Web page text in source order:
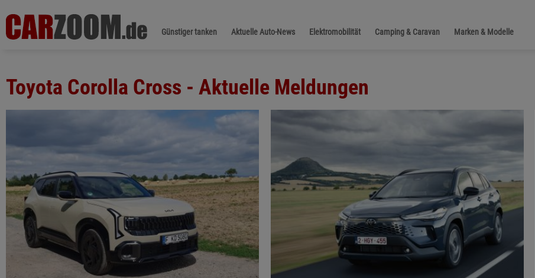
Günstiger tanken Aktuelle Auto-News Elektromobilität Camping & Caravan Marken & Modelle
Toyota Corolla Cross - Aktuelle Meldungen